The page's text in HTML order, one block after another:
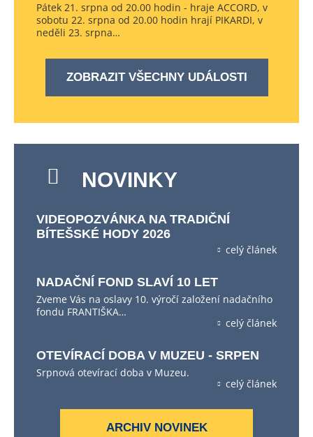
Pátek 21. srpna od 20.00 hodin - hraje ACCORD, v
sobotu 22. srpna od 20.00 hodin hrají PIKARDI, v
neděli 23. srpna…
ZOBRAZIT VŠECHNY UDÁLOSTI
NOVINKY
VIDEOPOZVÁNKA NA TRADIČNÍ
BÍTEŠSKÉ HODY 2026
celý článek
NADAČNÍ FOND SLAVÍ 10 LET
Zveme Vás na oslavy 10. výročí založení nadačního
fondu FRANTIŠKA…
celý článek
OTEVÍRACÍ DOBA V MUZEU - SRPEN
Srpnová otevírací doba v Muzeu.
celý článek
ARCHIV NOVINEK